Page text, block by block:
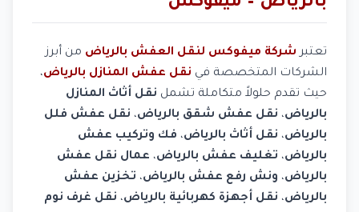
تعتبر شركة ميفوكس لنقل العفش بالرياض من أبرز
الشركات المتخصصة في نقل عفش المنازل بالرياض،
حيث تقدم حلولاً متكاملة تشمل نقل أثاث المنازل
بالرياض، نقل عفش شقق بالرياض، نقل عفش فلل
بالرياض، نقل أثاث بالرياض، فك وتركيب عفش
بالرياض، تغليف عفش بالرياض، عمال نقل عفش
بالرياض، ونش رفع عفش بالرياض، تخزين عفش
بالرياض، نقل أجهزة كهربائية بالرياض، نقل غرف نوم